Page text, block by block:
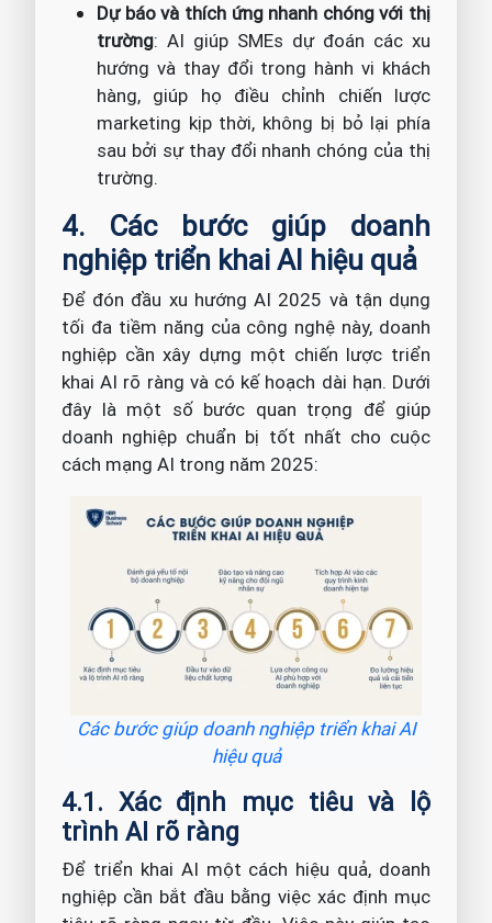
Dự báo và thích ứng nhanh chóng với thị
trường: AI giúp SMEs dự đoán các xu
hướng và thay đổi trong hành vi khách
hàng, giúp họ điều chỉnh chiến lược
marketing kịp thời, không bị bỏ lại phía
sau bởi sự thay đổi nhanh chóng của thị
trường.
4. Các bước giúp doanh
nghiệp triển khai AI hiệu quả
Để đón đầu xu hướng AI 2025 và tận dụng
tối đa tiềm năng của công nghệ này, doanh
nghiệp cần xây dựng một chiến lược triển
khai AI rõ ràng và có kế hoạch dài hạn. Dưới
đây là một số bước quan trọng để giúp
doanh nghiệp chuẩn bị tốt nhất cho cuộc
cách mạng AI trong năm 2025:
Các bước giúp doanh nghiệp triển khai AI
hiệu quả
4.1. Xác định mục tiêu và lộ
trình AI rõ ràng
Để triển khai AI một cách hiệu quả, doanh
nghiệp cần bắt đầu bằng việc xác định mục